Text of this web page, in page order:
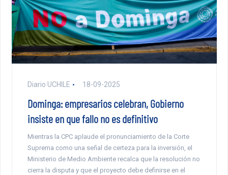
Diario UCHILE 18-09-2025
Dominga: empresarios celebran, Gobierno
insiste en que fallo no es definitivo
Mientras la CPC aplaude el pronunciamiento de la Corte
Suprema como una señal de certeza para la inversión, el
Ministerio de Medio Ambiente recalca que la resolución no
cierra la disputa y que el proyecto debe definirse en el